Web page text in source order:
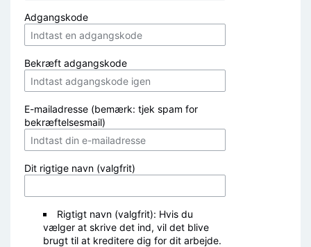
Adgangskode
Bekræft adgangskode
E-mailadresse (bemærk: tjek spam for
bekræftelsesmail)
Dit rigtige navn (valgfrit)
Rigtigt navn (valgfrit): Hvis du
vælger at skrive det ind, vil det blive
brugt til at kreditere dig for dit arbejde.